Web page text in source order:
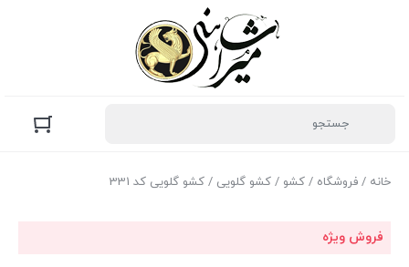
خانه / فروشگاه / کشو / کشو گلویی / کشو گلویی کد 331
فروش ویژه